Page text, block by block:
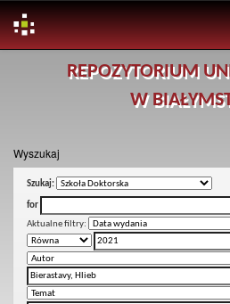
REPOZYTORIUM
W
Wyszukaj
Szukaj:
for
Aktualne filtry: